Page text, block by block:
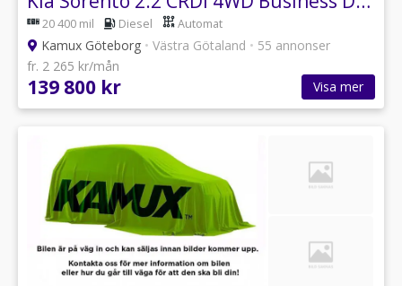
20 400 mil Diesel Automat
Kamux Göteborg • Västra Götaland • 55 annonser
fr. 2 265 kr/mån
139 800 kr Visa mer